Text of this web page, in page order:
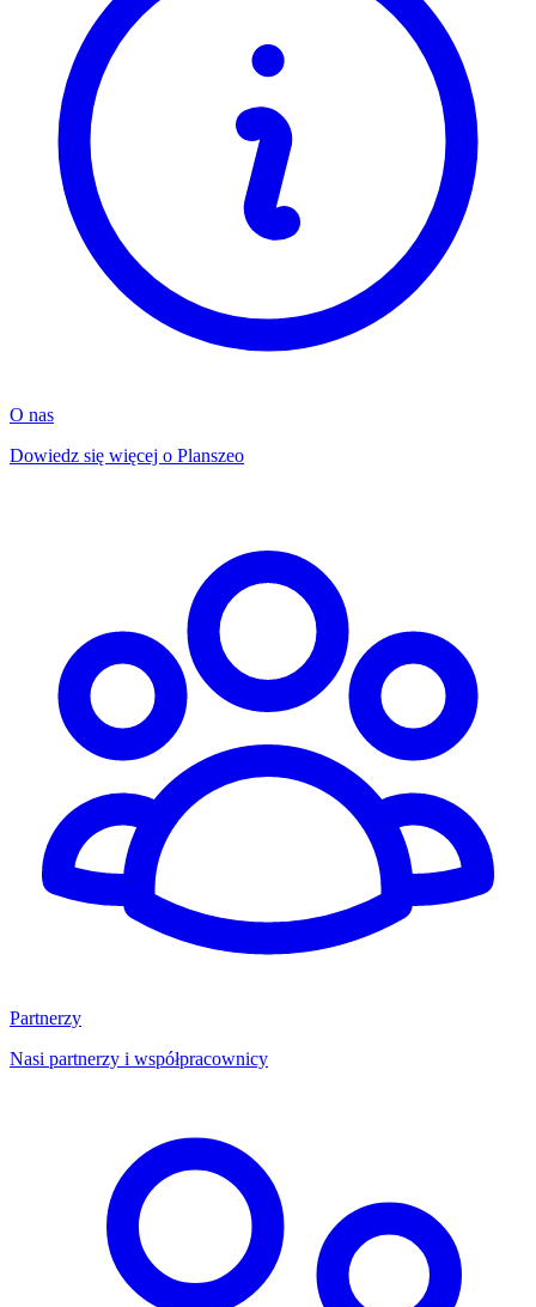
O nas
Dowiedz się więcej o Planszeo
Partnerzy
Nasi partnerzy i współpracownicy